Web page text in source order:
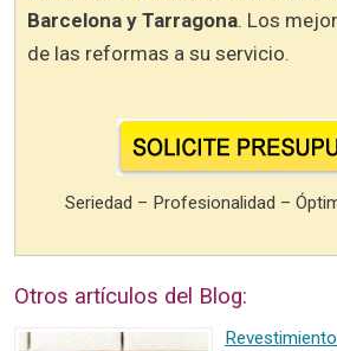
Barcelona y Tarragona. Los
de las reformas a su servicio.
Seriedad – Profesionalidad –
Otros artículos del Blog: